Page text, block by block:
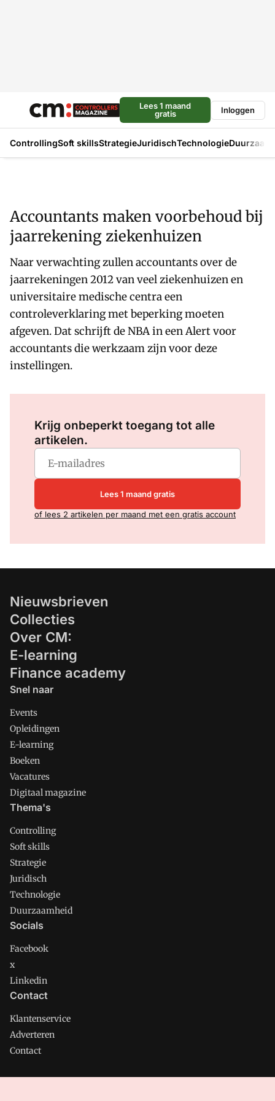
Lees 1 maand
gratis
Inloggen
ControllingSoft skillsStrategieJuridischTechnologie
Accountants maken voorbehoud bij
jaarrekening ziekenhuizen
Naar verwachting zullen accountants over de
jaarrekeningen 2012 van veel ziekenhuizen en
universitaire medische centra een
controleverklaring met beperking moeten
afgeven. Dat schrijft de NBA in een Alert voor
accountants die werkzaam zijn voor deze
instellingen.
Krijg onbeperkt toegang tot alle
artikelen.
Lees 1 maand gratis
of lees 2 artikelen per maand met een gratis account
Nieuwsbrieven
Collecties
Over CM:
E-learning
Finance academy
Snel naar
Events
Opleidingen
E-learning
Boeken
Vacatures
Digitaal magazine
Thema's
Controlling
Soft skills
Strategie
Juridisch
Technologie
Duurzaamheid
Socials
Facebook
x
Linkedin
Contact
Klantenservice
Adverteren
Contact